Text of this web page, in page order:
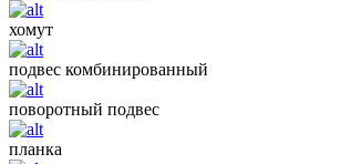
хомут
подвес комбинированный
поворотный подвес
планка